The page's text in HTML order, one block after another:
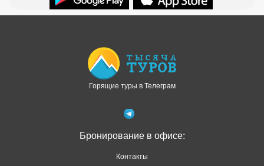
Горящие туры в Телеграм
Бронирование в офисе:
Контакты